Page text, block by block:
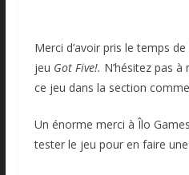
Merci d’avoir pris le temps
jeu Got Five!. N’hésitez pas
ce jeu dans la section
Un énorme merci à Îlo
tester le jeu pour en faire